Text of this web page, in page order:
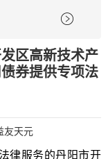

区高新技术产
券提供专项法
友天元
律服务的丹阳市开